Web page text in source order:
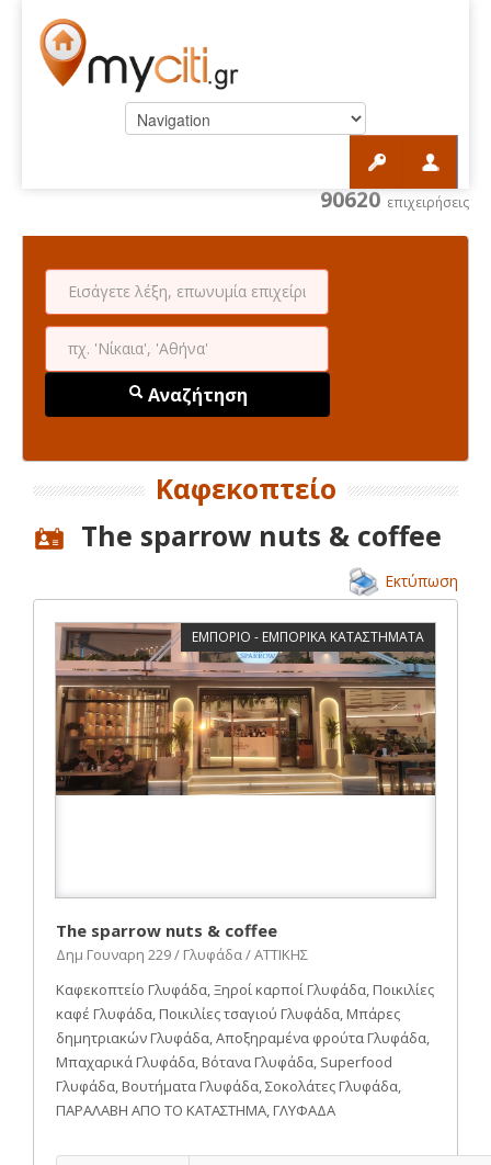
90620 επιχειρήσεις
Αναζήτηση
Καφεκοπτείο
The sparrow nuts & coffee
Εκτύπωση
ΕΜΠΟΡΙΟ - ΕΜΠΟΡΙΚΑ ΚΑΤΑΣΤΗΜΑΤΑ
The sparrow nuts & coffee
Δημ Γουναρη 229 / Γλυφάδα / ΑΤΤΙΚΗΣ
Καφεκοπτείο Γλυφάδα, Ξηροί καρποί Γλυφάδα, Ποικιλίες
καφέ Γλυφάδα, Ποικιλίες τσαγιού Γλυφάδα, Μπάρες
δημητριακών Γλυφάδα, Αποξηραμένα φρούτα Γλυφάδα,
Μπαχαρικά Γλυφάδα, Βότανα Γλυφάδα, Superfood
Γλυφάδα, Βουτήματα Γλυφάδα, Σοκολάτες Γλυφάδα,
ΠΑΡΑΛΑΒΗ ΑΠΟ ΤΟ ΚΑΤΑΣΤΗΜΑ, ΓΛΥΦΑΔΑ